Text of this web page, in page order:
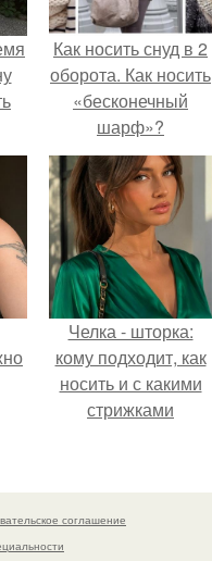
Как носить снуд в 2
оборота. Как носить
«бесконечный
шарф»?
Челка - шторка:
кому подходит, как
носить и с какими
стрижками
соглашение